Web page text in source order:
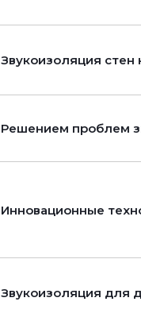
Звукоизоляция стен
Решением проблем
Инновационные
Звукоизоляция для